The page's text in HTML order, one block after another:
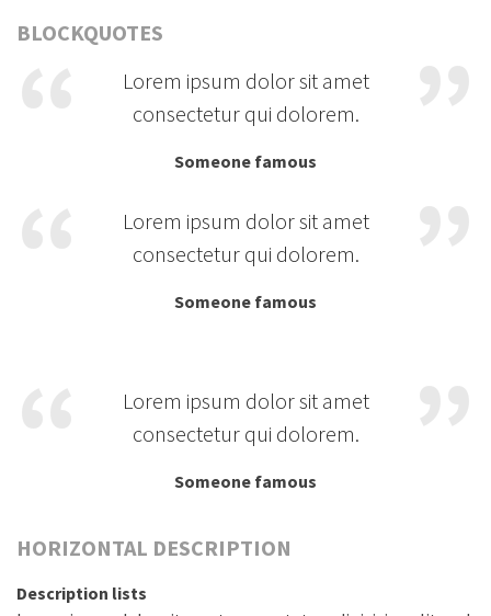
BLOCKQUOTES
Lorem ipsum dolor sit amet
consectetur qui dolorem.
Someone famous
Lorem ipsum dolor sit amet
consectetur qui dolorem.
Someone famous
Lorem ipsum dolor sit amet
consectetur qui dolorem.
Someone famous
HORIZONTAL DESCRIPTION
Description lists